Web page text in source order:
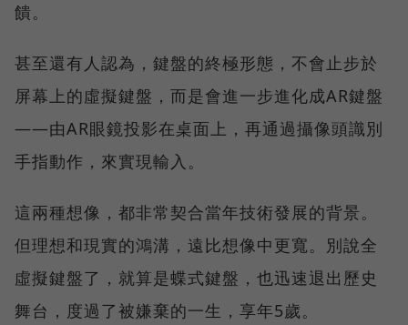
饋。
甚至還有人認為，鍵盤的終極形態，不會止步於
屏幕上的虛擬鍵盤，而是會進一步進化成AR鍵盤
——由AR眼鏡投影在桌面上，再通過攝像頭識別
手指動作，來實現輸入。
這兩種想像，都非常契合當年技術發展的背景。
但理想和現實的鴻溝，遠比想像中更寬。別說全
虛擬鍵盤了，就算是蝶式鍵盤，也迅速退出歷史
舞台，度過了被嫌棄的一生，享年5歲。